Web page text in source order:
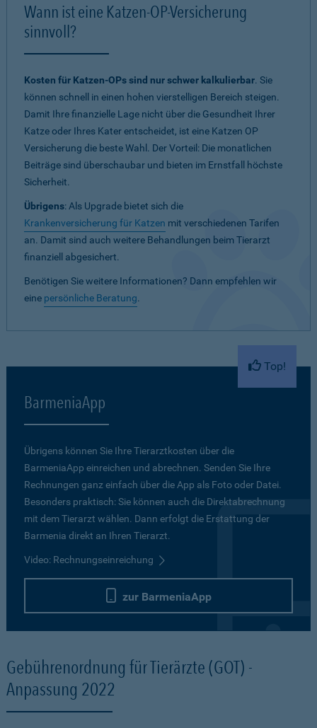
Wann ist eine Katzen-OP-Versicherung
sinnvoll?
Kosten für Katzen-OPs sind nur schwer kalkulierbar. Sie
können schnell in einen hohen vierstelligen Bereich steigen.
Damit Ihre finanzielle Lage nicht über die Gesundheit Ihrer
Katze oder Ihres Kater entscheidet, ist eine Katzen OP
Versicherung die beste Wahl. Der Vorteil: Die monatlichen
Beiträge sind überschaubar und bieten im Ernstfall höchste
Sicherheit.
Übrigens: Als Upgrade bietet sich die
Krankenversicherung für Katzen mit verschiedenen Tarifen
an. Damit sind auch weitere Behandlungen beim Tierarzt
finanziell abgesichert.
Benötigen Sie weitere Informationen? Dann empfehlen wir
eine persönliche Beratung.
Top!
BarmeniaApp
Übrigens können Sie Ihre Tierarztkosten über die
BarmeniaApp einreichen und abrechnen. Senden Sie Ihre
Rechnungen ganz einfach über die App als Foto oder Datei.
Besonders praktisch: Sie können auch die Direktabrechnung
mit dem Tierarzt wählen. Dann erfolgt die Erstattung der
Barmenia direkt an Ihren Tierarzt.
Video: Rechnungseinreichung
zur BarmeniaApp
Gebührenordnung für Tierärzte (GOT) -
Anpassung 2022